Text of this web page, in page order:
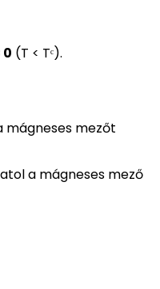
0 (T < Tᶜ).
mágneses mezőt
a mágneses mező